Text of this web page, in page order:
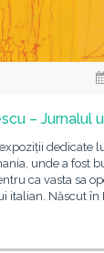
– Jurnalul
dedicate
unde a fost
ca vasta sa
italian. Născut în